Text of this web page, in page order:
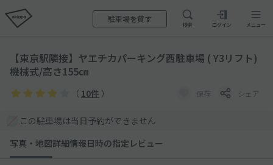
駐車場を貸す
検索 ログイン メニュー
【東京駅隣接】ヤエチカパーキング西駐車場 ( Y3リフト)
機械式/高さ155㎝
（ 10件 ） 保存 シェア
この駐車場は当日予約ができません
写真・地図詳細情報日時の指定 レビュー